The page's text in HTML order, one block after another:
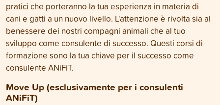
pratici che porteranno la tua esperienza in materia di
cani e gatti a un nuovo livello. L'attenzione è rivolta sia al
benessere dei nostri compagni animali che al tuo
sviluppo come consulente di successo. Questi corsi di
formazione sono la tua chiave per il successo come
consulente ANiFiT.
Move Up (esclusivamente per i consulenti
ANiFiT)